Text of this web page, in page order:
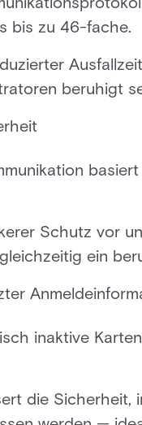
bis zu 46-fache.
beruhigt
Schutz vor
ein
inaktive
die Sicherheit,